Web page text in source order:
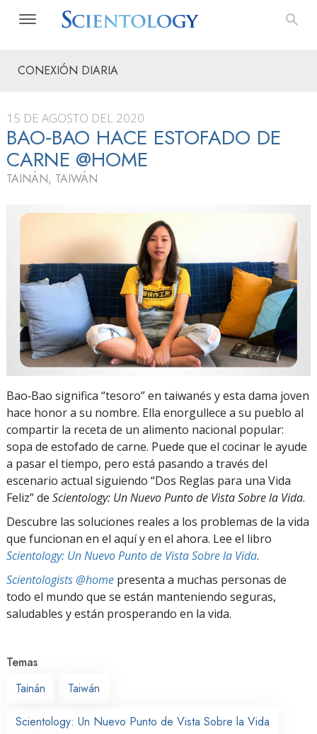
CONEXIÓN DIARIA
15 DE AGOSTO DEL 2020
BAO‑BAO HACE ESTOFADO DE
CARNE @HOME
TAINÁN, TAIWÁN
Bao‑Bao significa “tesoro” en taiwanés y esta dama joven
hace honor a su nombre. Ella enorgullece a su pueblo al
compartir la receta de un alimento nacional popular:
sopa de estofado de carne. Puede que el cocinar le ayude
a pasar el tiempo, pero está pasando a través del
escenario actual siguiendo “Dos Reglas para una Vida
Feliz” de Scientology: Un Nuevo Punto de Vista Sobre la Vida.
Descubre las soluciones reales a los problemas de la vida
que funcionan en el aquí y en el ahora. Lee el libro
Scientology: Un Nuevo Punto de Vista Sobre la Vida.
Scientologists @home presenta a muchas personas de
todo el mundo que se están manteniendo seguras,
saludables y están prosperando en la vida.
Temas
Tainán
Taiwán
Scientology: Un Nuevo Punto de Vista Sobre la Vida